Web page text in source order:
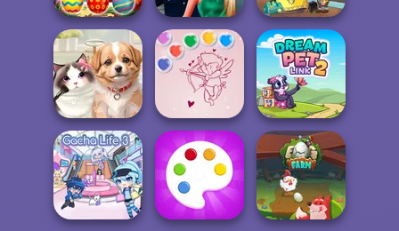
Easter
Eggventure
Style Police
Officer
Dr. Panda Airport
Pet Salon
Bubble Shooter
Valentine
Dream Pet Link 2